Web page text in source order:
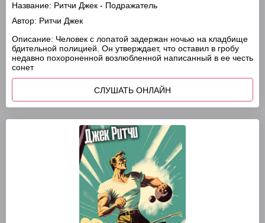
Название: Ритчи Джек - Подражатель
Автор: Ритчи Джек
Описание: Человек с лопатой задержан ночью на кладбище
бдительной полицией. Он утверждает, что оставил в гробу
недавно похороненной возлюбленной написанный в ее честь
сонет
СЛУШАТЬ ОНЛАЙН